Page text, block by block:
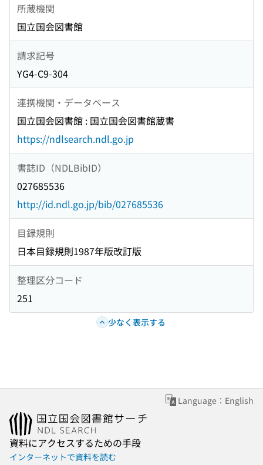
所蔵機関
国立国会図書館
請求記号
YG4-C9-304
連携機関・データベース
国立国会図書館 : 国立国会図書館蔵書
https://ndlsearch.ndl.go.jp
書誌ID（NDLBibID）
027685536
http://id.ndl.go.jp/bib/027685536
目録規則
日本目録規則1987年版改訂版
整理区分コード
251
少なく表示する
Language：English
資料にアクセスするための手段
インターネットで資料を読む